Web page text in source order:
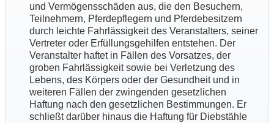
und Vermögensschäden aus, die den Besuchern,
Teilnehmern, Pferdepflegern und Pferdebesitzern
durch leichte Fahrlässigkeit des Veranstalters, seiner
Vertreter oder Erfüllungsgehilfen entstehen. Der
Veranstalter haftet in Fällen des Vorsatzes, der
groben Fahrlässigkeit sowie bei Verletzung des
Lebens, des Körpers oder der Gesundheit und in
weiteren Fällen der zwingenden gesetzlichen
Haftung nach den gesetzlichen Bestimmungen. Er
schließt darüber hinaus die Haftung für Diebstähle